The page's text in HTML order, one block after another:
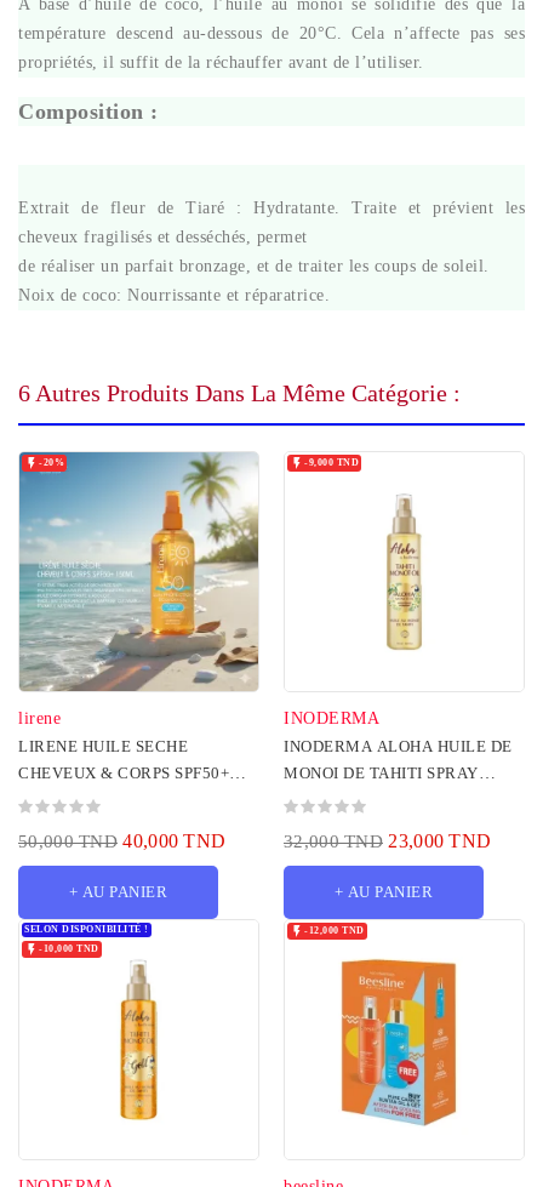
A base d’huile de coco, l’huile au monoï se solidifie dès que la
température descend au-dessous de 20°C. Cela n’affecte pas ses
propriétés, il suffit de la réchauffer avant de l’utiliser.
Composition :
Extrait de fleur de Tiaré : Hydratante. Traite et prévient les
cheveux fragilisés et desséchés, permet
de réaliser un parfait bronzage, et de traiter les coups de soleil.
Noix de coco: Nourrissante et réparatrice.
6 Autres Produits Dans La Même Catégorie :
 -20%
lirene
LIRENE HUILE SECHE
CHEVEUX & CORPS SPF50+
150ML
50,000 TND 40,000 TND
+ AU PANIER
 -9,000 TND
INODERMA
INODERMA ALOHA HUILE DE
MONOI DE TAHITI SPRAY
150ML
32,000 TND 23,000 TND
+ AU PANIER
SELON DISPONIBILITÉ !
-10,000 TND
-12,000 TND